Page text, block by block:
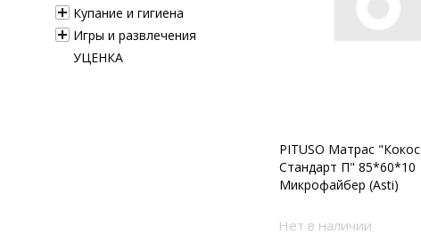
Купание и гигиена
Игры и развлечения
УЦЕНКА
PITUSO Матрас "Кокос
Стандарт П" 85*60*10
Микрофайбер (Asti)
Нет в наличии